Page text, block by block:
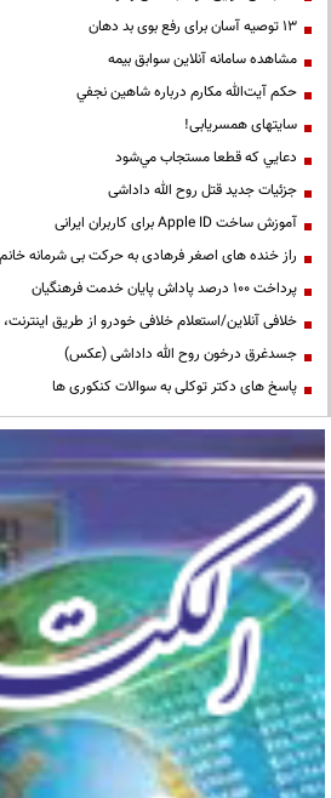
13 توصیه آسان برای رفع بوی بد دهان
مشاهده سامانه آنلاين سوابق بیمه
حكم آيت‌الله مكارم درباره شاهين نجفي
سایتهای همسریابی!
دعايي كه قطعا مستجاب مي‌شود
جزئیات جدید قتل روح الله داداشی
آموزش ساخت Apple ID برای کاربران ایرانی
راز خنده های اصغر فرهادی به حرکت بی شرمانه
پرداخت ۱۰۰ درصد پاداش پایان خدمت فرهنگیان
خلافی آنلاین/استعلام خلافی خودرو از طریق اینترنت،
جسدغرق درخون روح الله داداشی (عکس)
پاسخ های دکتر توکلی به سوالات کنکوری ها